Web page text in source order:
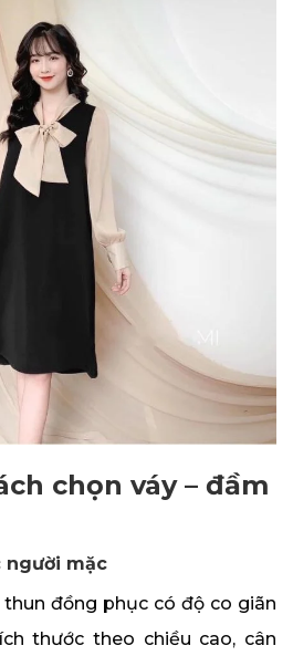
chọn váy – đầm
người mặc
đồng phục có độ co giãn
thước theo chiều cao, cân